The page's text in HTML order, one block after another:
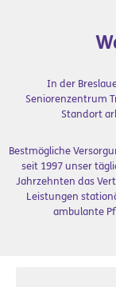
In der
Seniorenzentrum
Standort
Bestmögliche
seit 1997 unser
Jahrzehnten das
Leistungen
ambulante